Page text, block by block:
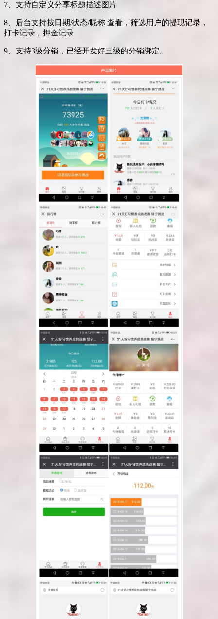
7、支持自定义分享标题描述图片
8、后台支持按日期/状态/昵称 查看，筛选用户的提现记录，
打卡记录，押金记录
9、支持3级分销，已经开发好三级的分销绑定。